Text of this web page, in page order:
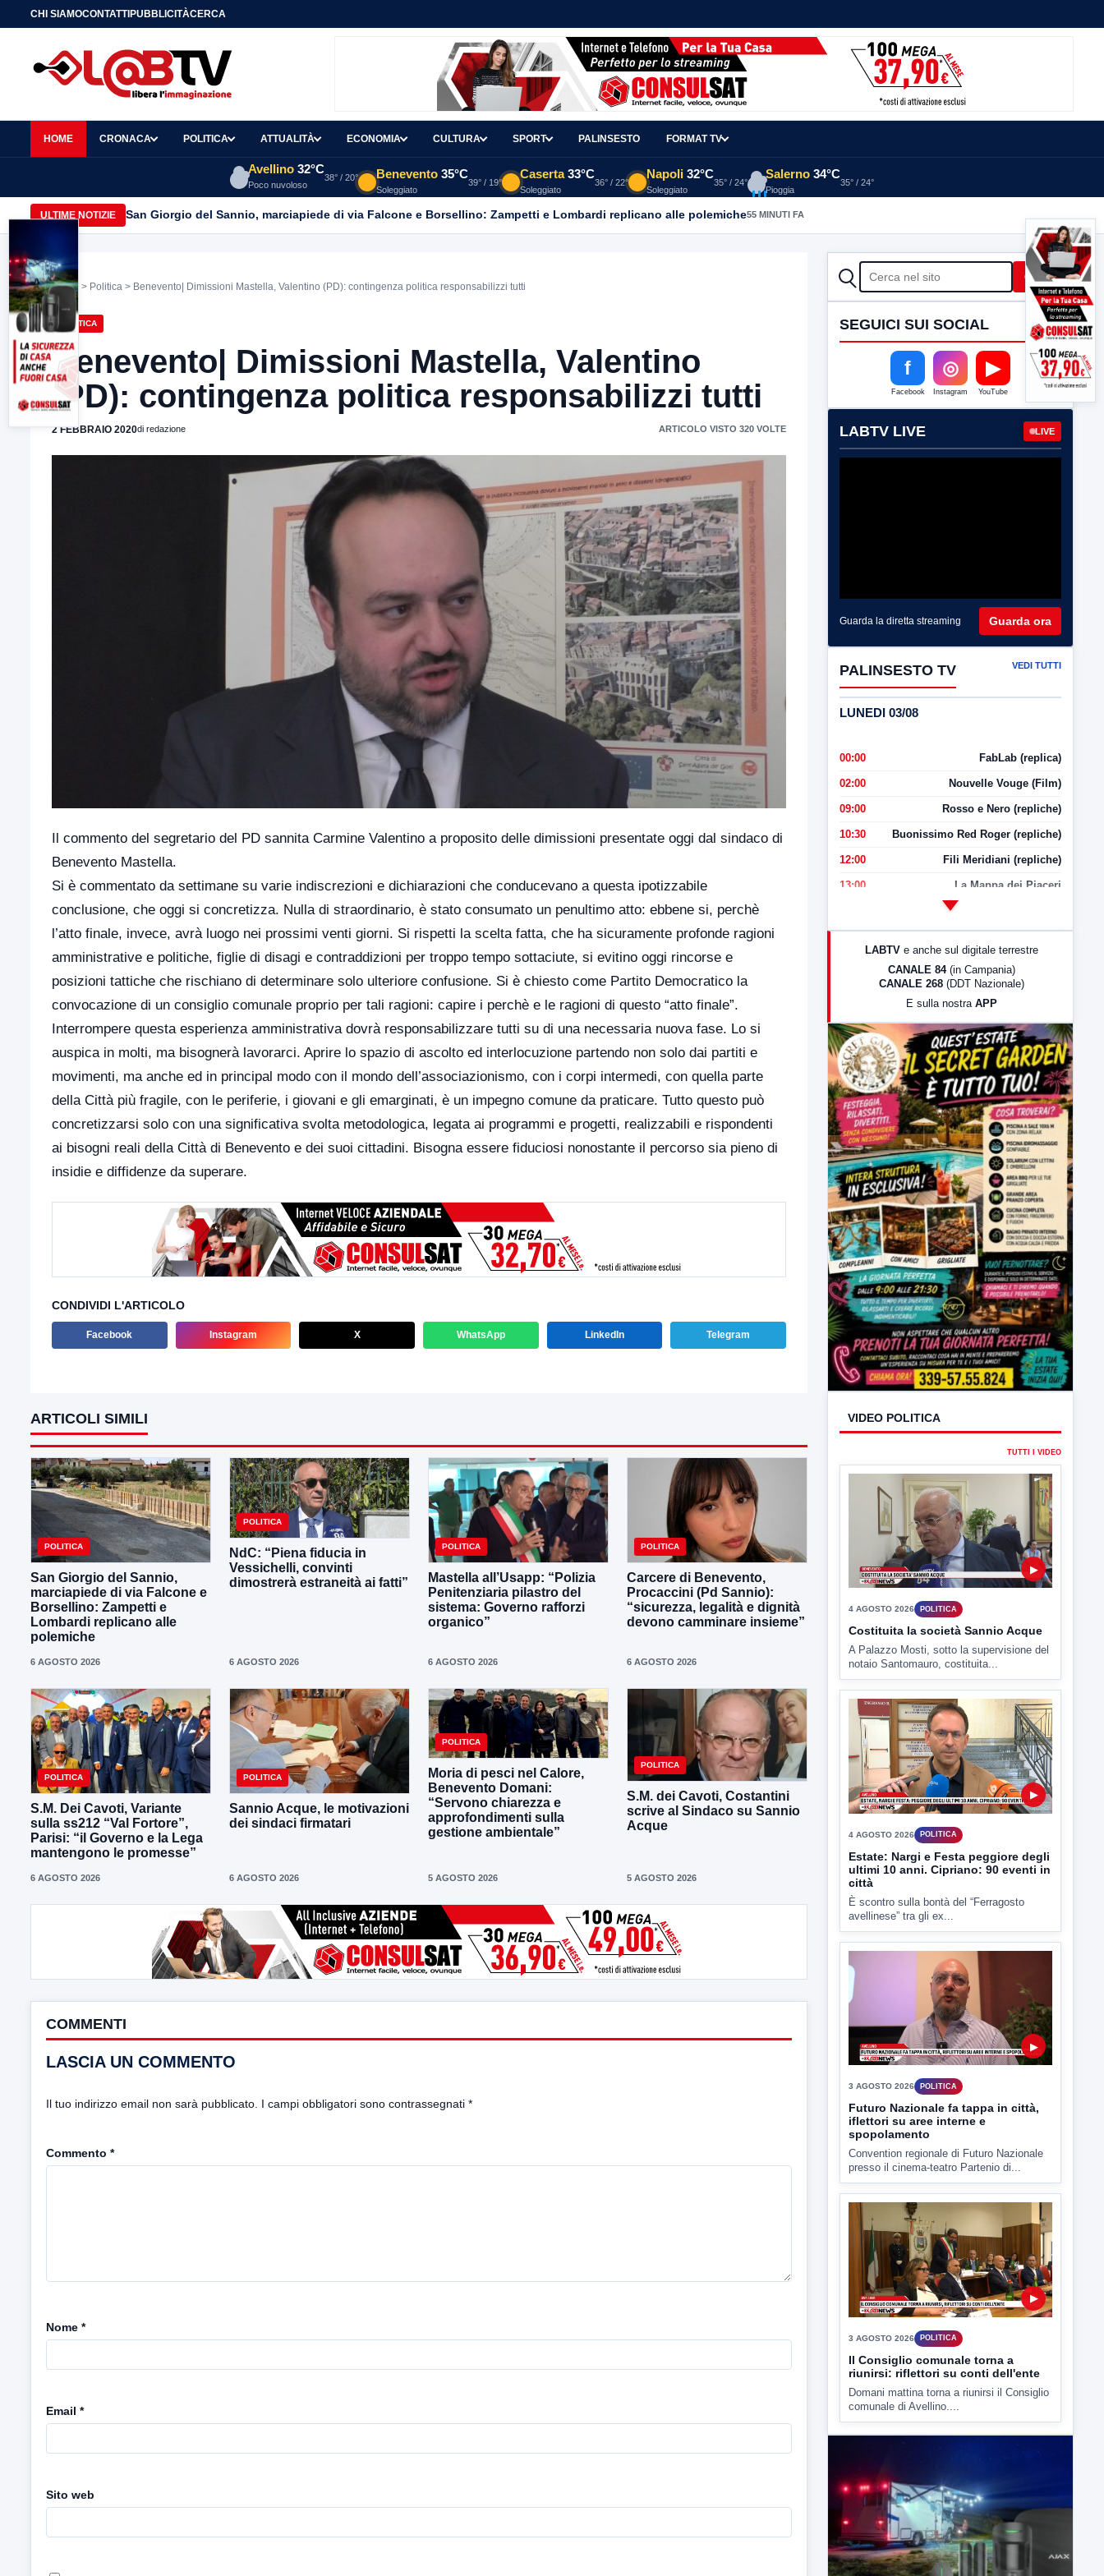
CHI SIAMOCONTATTIPUBBLICITÀCERCA
HOME CRONACA POLITICA ATTUALITÀ ECONOMIA CULTURA SPORT PALINSESTO FORMAT TV
Avellino 32°C
Poco nuvoloso
38° / 20° Benevento 35°C
Soleggiato
39° / 19°
Caserta 33°C
Soleggiato
36° / 22°
Napoli 32°C
Soleggiato
35° / 24°
Salerno 34°C
Pioggia
35° / 24°
ULTIME NOTIZIE San Giorgio del Sannio, marciapiede di via Falcone e Borsellino: Zampetti e Lombardi replicano alle polemiche55 MINUTI FA
Home > Politica > Benevento| Dimissioni Mastella, Valentino (PD): contingenza politica responsabilizzi tutti
POLITICA
Benevento| Dimissioni Mastella, Valentino
(PD): contingenza politica responsabilizzi tutti
2 FEBBRAIO 2020di redazione ARTICOLO VISTO 320 VOLTE
Il commento del segretario del PD sannita Carmine Valentino a proposito delle dimissioni presentate oggi dal sindaco di
Benevento Mastella.
Si è commentato da settimane su varie indiscrezioni e dichiarazioni che conducevano a questa ipotizzabile
conclusione, che oggi si concretizza. Nulla di straordinario, è stato consumato un penultimo atto: ebbene si, perchè
l’atto finale, invece, avrà luogo nei prossimi venti giorni. Si rispetti la scelta fatta, che ha sicuramente profonde ragioni
amministrative e politiche, figlie di disagi e contraddizioni per troppo tempo sottaciute, si evitino oggi rincorse e
posizioni tattiche che rischiano di determinare solo ulteriore confusione. Si è chiesto come Partito Democratico la
convocazione di un consiglio comunale proprio per tali ragioni: capire i perchè e le ragioni di questo “atto finale”.
Interrompere questa esperienza amministrativa dovrà responsabilizzare tutti su di una necessaria nuova fase. Lo si
auspica in molti, ma bisognerà lavorarci. Aprire lo spazio di ascolto ed interlocuzione partendo non solo dai partiti e
movimenti, ma anche ed in principal modo con il mondo dell’associazionismo, con i corpi intermedi, con quella parte
della Città più fragile, con le periferie, i giovani e gli emarginati, è un impegno comune da praticare. Tutto questo può
concretizzarsi solo con una significativa svolta metodologica, legata ai programmi e progetti, realizzabili e rispondenti
ai bisogni reali della Città di Benevento e dei suoi cittadini. Bisogna essere fiduciosi nonostante il percorso sia pieno di
insidie e diffidenze da superare.
CONDIVIDI L'ARTICOLO
Facebook Instagram X WhatsApp LinkedIn Telegram
ARTICOLI SIMILI
POLITICA
San Giorgio del Sannio,
marciapiede di via Falcone e
Borsellino: Zampetti e
Lombardi replicano alle
polemiche
6 AGOSTO 2026
POLITICA
NdC: “Piena fiducia in
Vessichelli, convinti
dimostrerà estraneità ai fatti”
6 AGOSTO 2026
POLITICA
Mastella all’Usapp: “Polizia
Penitenziaria pilastro del
sistema: Governo rafforzi
organico”
6 AGOSTO 2026
POLITICA
Carcere di Benevento,
Procaccini (Pd Sannio):
“sicurezza, legalità e dignità
devono camminare insieme”
6 AGOSTO 2026
POLITICA
S.M. Dei Cavoti, Variante
sulla ss212 “Val Fortore”,
Parisi: “il Governo e la Lega
mantengono le promesse”
6 AGOSTO 2026
POLITICA
Sannio Acque, le motivazioni
dei sindaci firmatari
6 AGOSTO 2026
POLITICA
Moria di pesci nel Calore,
Benevento Domani:
“Servono chiarezza e
approfondimenti sulla
gestione ambientale”
5 AGOSTO 2026
POLITICA
S.M. dei Cavoti, Costantini
scrive al Sindaco su Sannio
Acque
5 AGOSTO 2026
COMMENTI
LASCIA UN COMMENTO
Il tuo indirizzo email non sarà pubblicato. I campi obbligatori sono contrassegnati *
Commento *
Nome *
Email *
Sito web
CERCA Cerca
SEGUICI SUI SOCIAL
f
Facebook
◎
Instagram
▶
YouTube
LABTV LIVE LIVE
Guarda la diretta streaming Guarda ora
PALINSESTO TV VEDI TUTTI
LUNEDI 03/08
00:00 FabLab (replica)
02:00 Nouvelle Vouge (Film)
09:00 Rosso e Nero (repliche)
10:30 Buonissimo Red Roger (repliche)
12:00 Fili Meridiani (repliche)
13:00 La Mappa dei Piaceri
LabNews (Diretta)
23:00 LabNews (replica)
LABTV e anche sul digitale terrestre
CANALE 84 (in Campania)
CANALE 268 (DDT Nazionale)
E sulla nostra APP
VIDEO POLITICA
TUTTI I VIDEO
▶
4 AGOSTO 2026 POLITICA
Costituita la società Sannio Acque
A Palazzo Mosti, sotto la supervisione del
notaio Santomauro, costituita...
4 AGOSTO 2026 POLITICA
Estate: Nargi e Festa peggiore degli
ultimi 10 anni. Cipriano: 90 eventi in
città
È scontro sulla bontà del “Ferragosto
avellinese” tra gli ex...
3 AGOSTO 2026 POLITICA
Futuro Nazionale fa tappa in città,
iflettori su aree interne e
spopolamento
Convention regionale di Futuro Nazionale
presso il cinema-teatro Partenio di...
3 AGOSTO 2026
Il Consiglio comunale torna a
riunirsi: riflettori su conti dell'ente
Domani mattina torna a riunirsi il Consiglio
comunale di Avellino....